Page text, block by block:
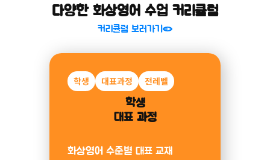
다양한 화상영어 수업 커리큘럼
커리큘럼 보러가기
학생 대표과정 전레벨
학생
대표 과정
화상영어 수준별 대표 교재
미취학 알파벳 파닉스
미취학아동
과정
알파벳부터 파닉스까지